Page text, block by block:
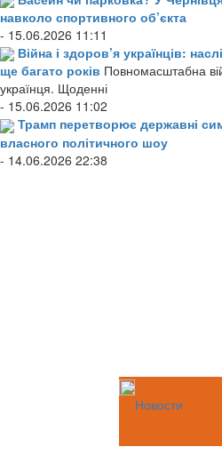
навколо спортивного об’єкта
- 15.06.2026 11:11
Війна і здоров’я українців:
ще багато років Повномасштабна
українця. Щоденні
- 15.06.2026 11:02
Трамп перетворює державні
власного політичного шоу
- 14.06.2026 22:38
Новости